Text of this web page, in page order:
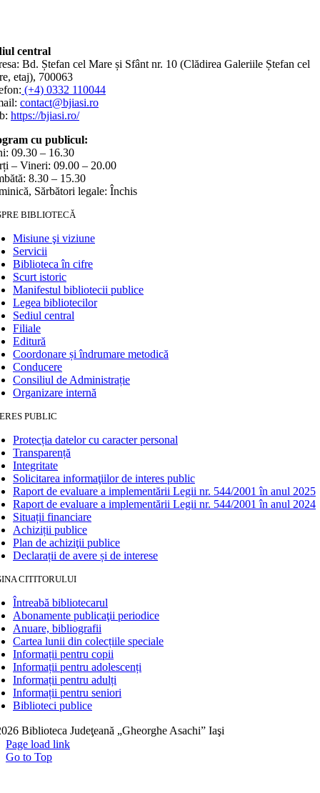
central
Bd. Ștefan cel Mare și Sfânt nr. 10 (Clădirea Galeriile Ștefan cel
etaj), 700063
(+4) 0332 110044
contact@bjiasi.ro
https://bjiasi.ro/
cu publicul:
09.30 – 16.30
– Vineri: 09.00 – 20.00
8.30 – 15.30
Sărbători legale: Închis
BIBLIOTECĂ
Misiune şi viziune
Servicii
Biblioteca în cifre
Scurt istoric
Manifestul bibliotecii publice
Legea bibliotecilor
Sediul central
Filiale
Editură
Coordonare și îndrumare metodică
Conducere
Consiliul de Administrație
Organizare internă
PUBLIC
Protecția datelor cu caracter personal
Transparență
Integritate
Solicitarea informaţiilor de interes public
Raport de evaluare a implementării Legii nr. 544/2001 în anul 2025
Raport de evaluare a implementării Legii nr. 544/2001 în anul 2024
Situații financiare
Achiziții publice
Plan de achiziţii publice
Declarații de avere și de interese
CITITORULUI
Întreabă bibliotecarul
Abonamente publicaţii periodice
Anuare, bibliografii
Cartea lunii din colecțiile speciale
Informații pentru copii
Informații pentru adolescenți
Informații pentru adulți
Informații pentru seniori
Biblioteci publice
Biblioteca Judeţeană „Gheorghe Asachi” Iaşi
Page load link
Go to Top